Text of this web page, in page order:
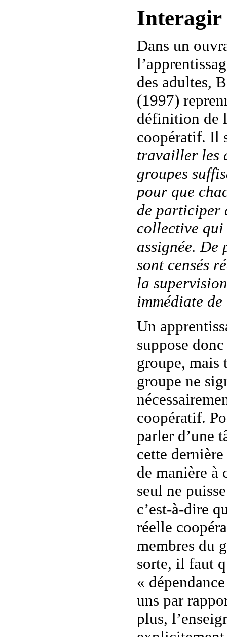
Interagir
Dans un
des adultes,
(1997)
définition de
coopératif. Il
travailler les
groupes
pour que
de participer
collective qui
assignée. De
sont censés
la
immédiate
Un
suppose
groupe, mais
groupe ne
coopératif.
parler d’une
cette
de manière à
seul ne
c’est-à-dire
réelle
membres du
sorte, il faut
«
uns par
plus,